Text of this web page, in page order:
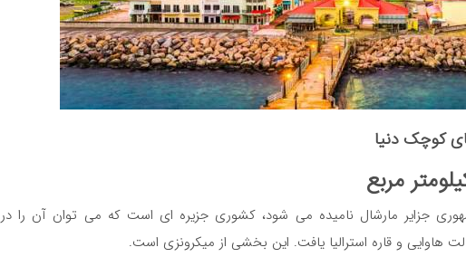
کوچک دنیا
جزایر مارشال نامیده می شود، کشوری جزیره ای است که می توان آن را در
هاوایی و قاره استرالیا یافت. این بخشی از میکرونزی است.